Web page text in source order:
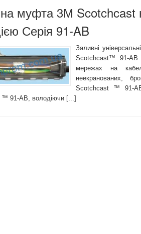
муфта 3М Scotchcast
Серія 91-AB
Заливні
Scotchcast™ 91-AB
мережах на
неекранованих,
Scotchcast ™ 91-
91-AB, володіючи [...]